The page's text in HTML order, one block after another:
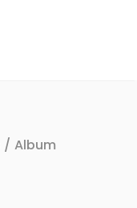
/ Album